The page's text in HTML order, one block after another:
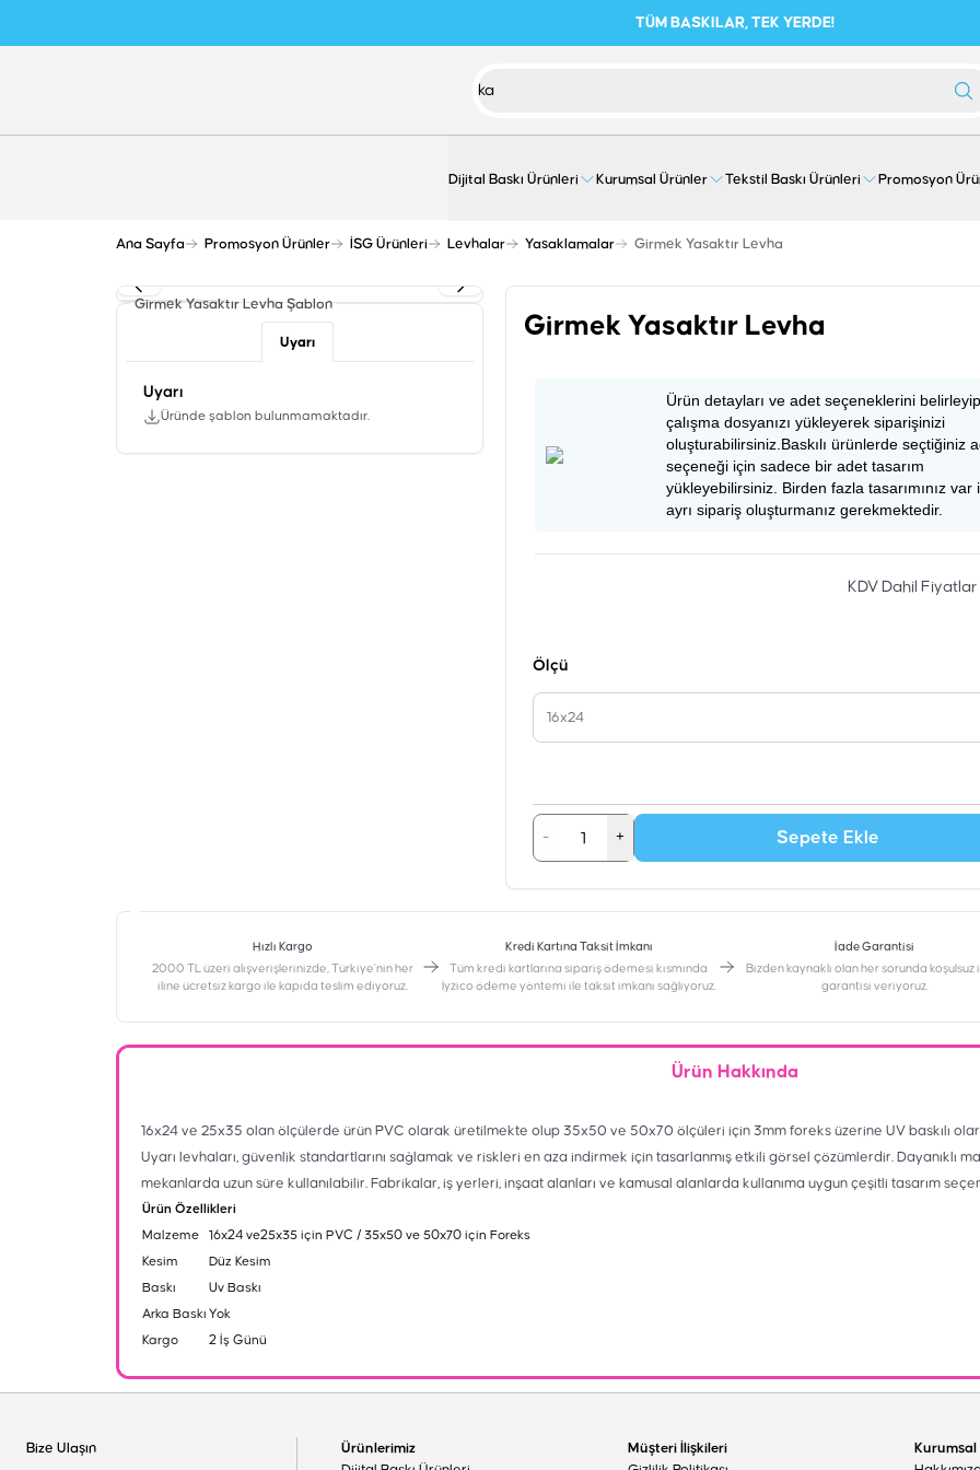
TÜM BASKILAR, TEK YERDE!
Dijital Baskı Ürünleri Kurumsal Ürünler Tekstil Baskı Ürünleri Promosyon
Ana Sayfa Promosyon Ürünler İSG Ürünleri Levhalar Yasaklamalar Girmek Yasaktır Levha
Girmek Yasaktır Levha Şablon
Uyarı
Uyarı
Üründe şablon bulunmamaktadır.
Girmek Yasaktır Levha
Ürün detayları ve adet seçeneklerini belirleyip
çalışma dosyanızı yükleyerek siparişinizi
oluşturabilirsiniz.Baskılı ürünlerde seçtiğiniz
seçeneği için sadece bir adet tasarım
yükleyebilirsiniz. Birden fazla tasarımınız var
ayrı sipariş oluşturmanız gerekmektedir.
KDV Dahil Fiyatlar
Ölçü
16x24
- + Sepete Ekle
Hızlı Kargo
2000 TL üzeri alışverişlerinizde, Türkiye’nin her
iline ücretsiz kargo ile kapıda teslim ediyoruz.
Kredi Kartına Taksit İmkanı
‎Tüm kredi kartlarına sipariş ödemesi kısmında
İyzico ödeme yöntemi ile taksit imkanı sağlıyoruz.
İade Garantisi
Bizden kaynaklı olan her sorunda koşulsuz
garantisi veriyoruz.
Ürün Hakkında
16x24 ve 25x35 olan ölçülerde ürün PVC olarak üretilmekte olup 35x50 ve 50x70 ölçüleri için 3mm foreks üzerine UV baskılı
Uyarı levhaları, güvenlik standartlarını sağlamak ve riskleri en aza indirmek için tasarlanmış etkili görsel çözümlerdir. Dayanıklı
mekanlarda uzun süre kullanılabilir. Fabrikalar, iş yerleri, inşaat alanları ve kamusal alanlarda kullanıma uygun çeşitli tasarım
Ürün Özellikleri
Malzeme
16x24 ve25x35 için PVC / 35x50 ve 50x70 için Foreks
Kesim
Düz Kesim
Baskı
Uv Baskı
Arka Baskı Yok
Kargo
2 İş Günü
Bize Ulaşın
Ürünlerimiz
Müşteri İlişkileri
Kurumsal